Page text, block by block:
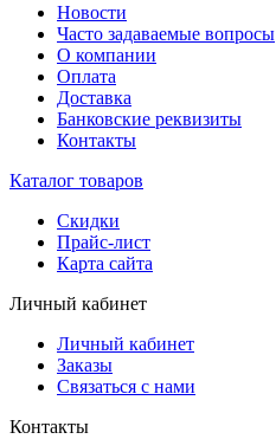
Новости
Часто задаваемые вопросы
О компании
Оплата
Доставка
Банковские реквизиты
Контакты
Каталог товаров
Скидки
Прайс-лист
Карта сайта
Личный кабинет
Личный кабинет
Заказы
Связаться с нами
Контакты